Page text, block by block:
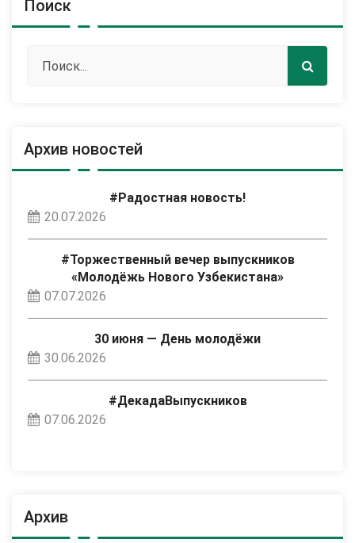
Поиск
Архив новостей
#Радостная новость!
20.07.2026
#Торжественный вечер выпускников
«Молодёжь Нового Узбекистана»
07.07.2026
30 июня — День молодёжи
30.06.2026
#ДекадаВыпускников
07.06.2026
Архив